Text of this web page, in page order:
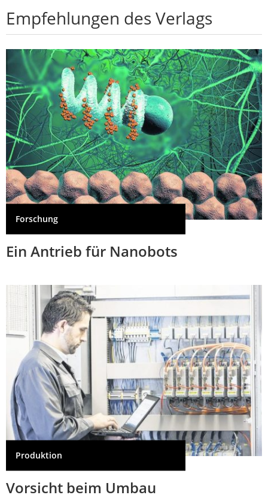
Empfehlungen des Verlags
Forschung
Ein Antrieb für Nanobots
Produktion
Vorsicht beim Umbau